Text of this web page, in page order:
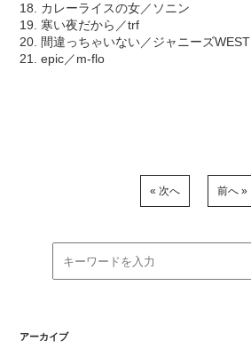
18. カレーライスの女／ソニン
19. 寒い夜だから／trf
20. 間違っちゃいない／ジャニーズWEST
21. epic／m-flo
« 次へ 前へ »
アーカイブ